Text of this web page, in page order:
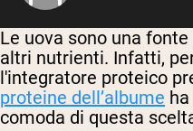
Le uova sono una
altri nutrienti. Infatti,
l'integratore proteico
proteine dell’albume
comoda di questa